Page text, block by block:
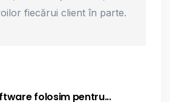
fiecărui client în parte.
folosim pentru...